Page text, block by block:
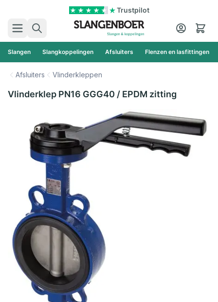
Trustpilot
Zoek
Cart
Slangen Slangkoppelingen Afsluiters Flenzen en lasfittingen
Afsluiters Vlinderkleppen
Vlinderklep PN16 GGG40 / EPDM zitting